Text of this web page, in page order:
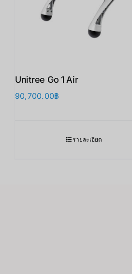
Unitree Go 1 Air
90,700.00฿
รายละเอียด